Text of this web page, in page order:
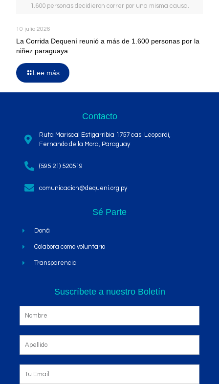
1.600 personas decidieron correr por una misma causa.
10 julio 2026
La Corrida Dequení reunió a más de 1.600 personas por la
niñez paraguaya
Lee más
Contacto
Ruta Mariscal Estigarribia 1757 casi Leopardi,
Fernando de la Mora, Paraguay
(595 21) 520519
comunicacion@dequeni.org.py
Sé Parte
Doná
Colabora como voluntario
Transparencia
Suscríbete a nuestro Boletín